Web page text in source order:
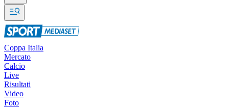
Coppa Italia
Mercato
Calcio
Live
Risultati
Video
Foto